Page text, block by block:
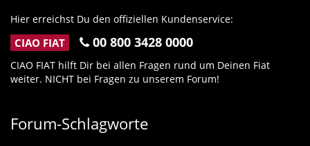
Hier erreichst Du den offiziellen Kundenservice:
CIAO FIAT 00 800 3428 0000
CIAO FIAT hilft Dir bei allen Fragen rund um Deinen Fiat
weiter. NICHT bei Fragen zu unserem Forum!
Forum-Schlagworte